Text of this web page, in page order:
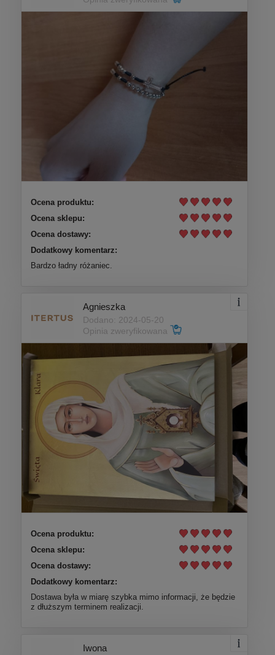
Ocena produktu:
Ocena sklepu:
Ocena dostawy:
Dodatkowy komentarz:
Bardzo ładny różaniec.
Agnieszka
Dodano: 2024-05-20
Opinia zweryfikowana
Ocena produktu:
Ocena sklepu:
Ocena dostawy:
Dodatkowy komentarz:
Dostawa była w miarę szybka mimo informacji, że będzie
z dłuższym terminem realizacji.
Iwona